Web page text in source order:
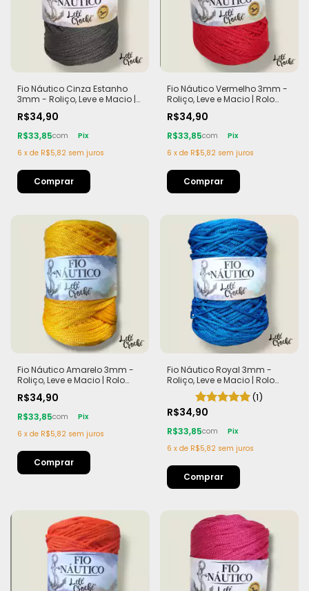
Fio Náutico Cinza Estanho
3mm - Roliço, Leve e Macio |
R$34,90
R$33,85com
Pix
6 x de R$5,82 sem juros
Fio Náutico Vermelho 3mm -
Roliço, Leve e Macio | Rolo
R$34,90
R$33,85com
Pix
6 x de R$5,82 sem juros
Fio Náutico Amarelo 3mm -
Roliço, Leve e Macio | Rolo
R$34,90
R$33,85com
Pix
6 x de R$5,82 sem juros
Fio Náutico Royal 3mm -
Roliço, Leve e Macio | Rolo
com 200m (440g)
(1)
R$34,90
R$33,85com
Pix
6 x de R$5,82 sem juros